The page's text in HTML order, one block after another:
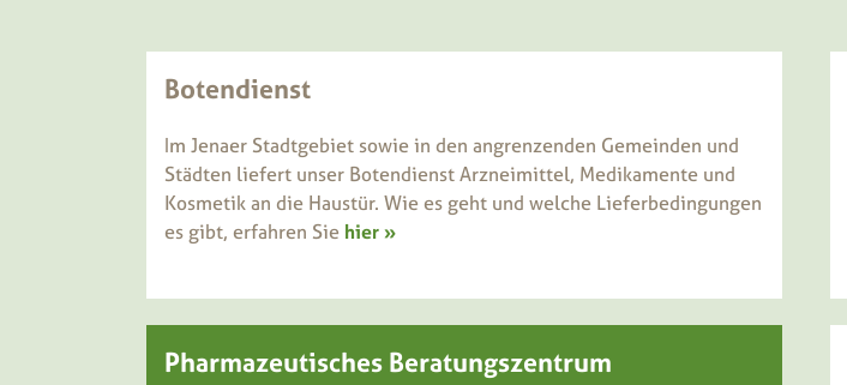
Botendienst
Im Jenaer Stadtgebiet sowie in den angrenzenden Gemeinden und
Städten liefert unser Botendienst Arzneimittel, Medikamente und
Kosmetik an die Haustür. Wie es geht und welche Lieferbedingungen
es gibt, erfahren Sie hier »
Pharmazeutisches Beratungszentrum